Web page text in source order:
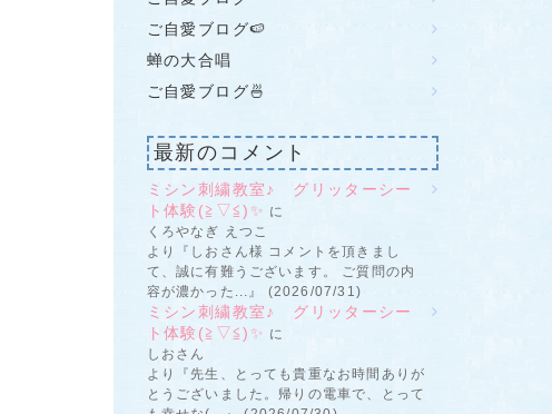
ご自愛ブログ🍉
蝉の大合唱
ご自愛ブログ🍜
最新のコメント
ミシン刺繍教室♪ グリッターシー
ト体験(≧▽≦)✨ に
くろやなぎ えつこ
より『しおさん様 コメントを頂きまし
て、誠に有難うございます。 ご質問の内
容が濃かった...』 (2026/07/31)
ミシン刺繍教室♪ グリッターシー
ト体験(≧▽≦)✨ に
しおさん
より『先生、とっても貴重なお時間ありが
とうございました。帰りの電車で、とって